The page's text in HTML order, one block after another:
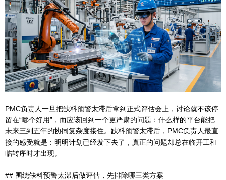
PMC负责人一旦把缺料预警太滞后拿到正式评估会上，讨论就不该停
留在“哪个好用”，而应该回到一个更严肃的问题：什么样的平台能把
未来三到五年的协同复杂度接住。缺料预警太滞后，PMC负责人最直
接的感受就是：明明计划已经发下去了，真正的问题却总在临开工和
临转序时才出现。
## 围绕缺料预警太滞后做评估，先排除哪三类方案